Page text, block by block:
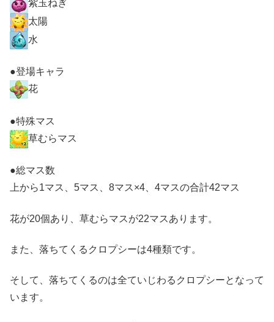
紫玉ねぎ
太陽
水
●登場キャラ
花
●特殊マス
草むらマス
●総マス数
上から1マス、5マス、8マス×4、4マスの合計42マス
花が20個あり、草むらマスが22マスあります。
また、落ちてくるクロプシーは4種類です。
そして、落ちてくるのは全ていじわるクロプシーとなって
います。